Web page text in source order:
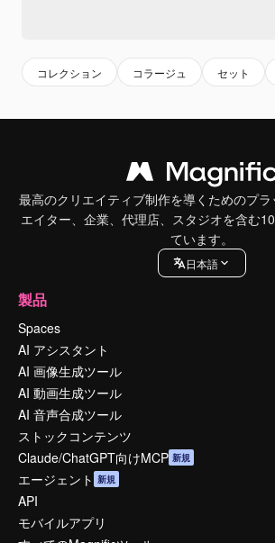
コレクション コラージュ セット
最高のクリエイティブ制作を導くためのプ
エイター、企業、代理店、スタジオを含む
ています。
日本語
製品
Spaces
AI アシスタント
AI 画像生成ツール
AI 動画生成ツール
AI 音声合成ツール
ストックコンテンツ
Claude/ChatGPT向けMCP 新規
エージェント 新規
API
モバイルアプリ